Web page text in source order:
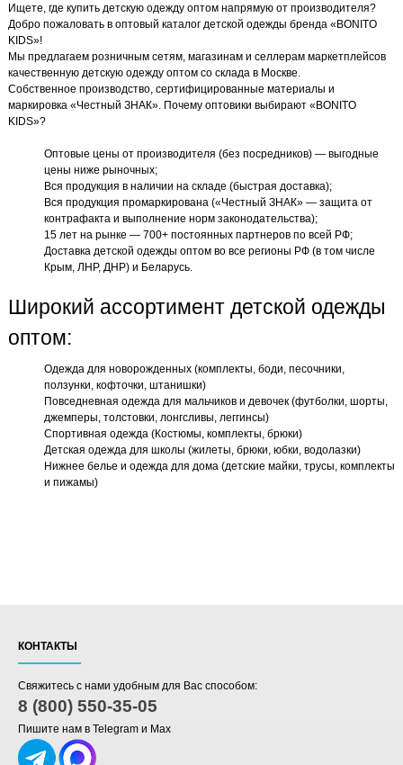
Ищете, где купить детскую одежду оптом напрямую от производителя?
Добро пожаловать в оптовый каталог детской одежды бренда «BONITO
KIDS»!
Мы предлагаем розничным сетям, магазинам и селлерам маркетплейсов
качественную детскую одежду оптом со склада в Москве.
Собственное производство, сертифицированные материалы и
маркировка «Честный ЗНАК». Почему оптовики выбирают «BONITO
KIDS»?
Оптовые цены от производителя (без посредников) — выгодные
цены ниже рыночных;
Вся продукция в наличии на складе (быстрая доставка);
Вся продукция промаркирована («Честный ЗНАК» — защита от
контрафакта и выполнение норм законодательства);
15 лет на рынке — 700+ постоянных партнеров по всей РФ;
Доставка детской одежды оптом во все регионы РФ (в том числе
Крым, ЛНР, ДНР) и Беларусь.
Широкий ассортимент детской одежды
оптом:
Одежда для новорожденных (комплекты, боди, песочники,
ползунки, кофточки, штанишки)
Повседневная одежда для мальчиков и девочек (футболки, шорты,
джемперы, толстовки, лонгсливы, леггинсы)
Спортивная одежда (Костюмы, комплекты, брюки)
Детская одежда для школы (жилеты, брюки, юбки, водолазки)
Нижнее белье и одежда для дома (детские майки, трусы, комплекты
и пижамы)
КОНТАКТЫ
Свяжитесь с нами удобным для Вас способом:
8 (800) 550-35-05
Пишите нам в Telegram и Max